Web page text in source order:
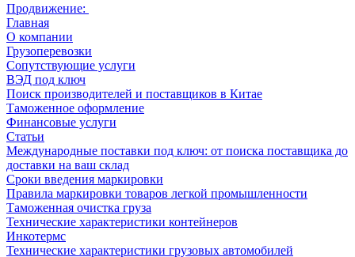
Продвижение:
Главная
О компании
Грузоперевозки
Сопутствующие услуги
ВЭД под ключ
Поиск производителей и поставщиков в Китае
Таможенное оформление
Финансовые услуги
Статьи
Международные поставки под ключ: от поиска поставщика до
доставки на ваш склад
Сроки введения маркировки
Правила маркировки товаров легкой промышленности
Таможенная очистка груза
Технические характеристики контейнеров
Инкотермс
Технические характеристики грузовых автомобилей